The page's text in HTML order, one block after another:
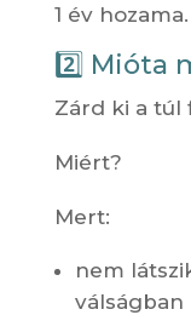
1 év hozama.
2️⃣ Mióta
Zárd ki a túl
Miért?
Mert:
nem
válságban